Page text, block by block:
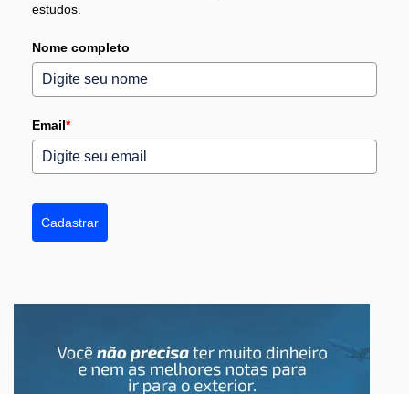
estudos.
Nome completo
Email*
Cadastrar